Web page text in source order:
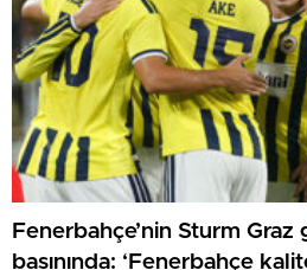
Fenerbahçe’nin Sturm
basınında: ‘Fenerbahçe